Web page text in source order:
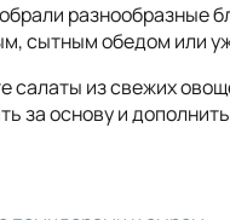
разнообразные
сытным обедом или
салаты из свежих
за основу и